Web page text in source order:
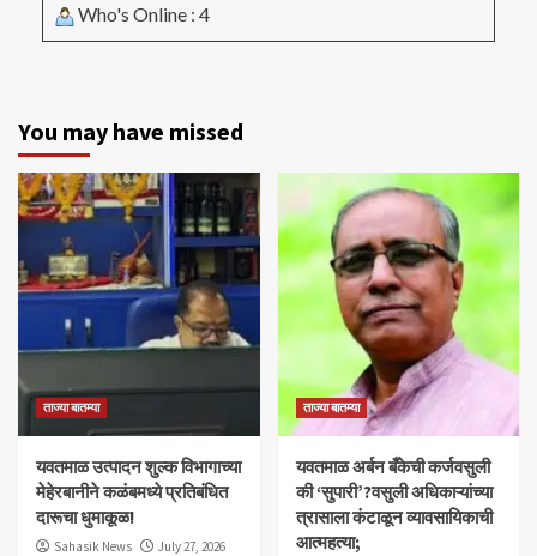
Who's Online : 4
You may have missed
ताज्या बातम्या
यवतमाळ उत्पादन शुल्क विभागाच्या
मेहेरबानीने कळंबमध्ये प्रतिबंधित
दारूचा धुमाकूळ!
Sahasik News
July 27, 2026
ताज्या बातम्या
​यवतमाळ अर्बन बँकेची कर्जवसुली
की ‘सुपारी’?वसुली अधिकाऱ्यांच्या
त्रासाला कंटाळून व्यावसायिकाची
आत्महत्या;